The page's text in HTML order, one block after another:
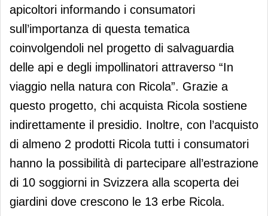
apicoltori informando i consumatori
sull’importanza di questa tematica
coinvolgendoli nel progetto di salvaguardia
delle api e degli impollinatori attraverso “In
viaggio nella natura con Ricola”. Grazie a
questo progetto, chi acquista Ricola sostiene
indirettamente il presidio. Inoltre, con l’acquisto
di almeno 2 prodotti Ricola tutti i consumatori
hanno la possibilità di partecipare all’estrazione
di 10 soggiorni in Svizzera alla scoperta dei
giardini dove crescono le 13 erbe Ricola.